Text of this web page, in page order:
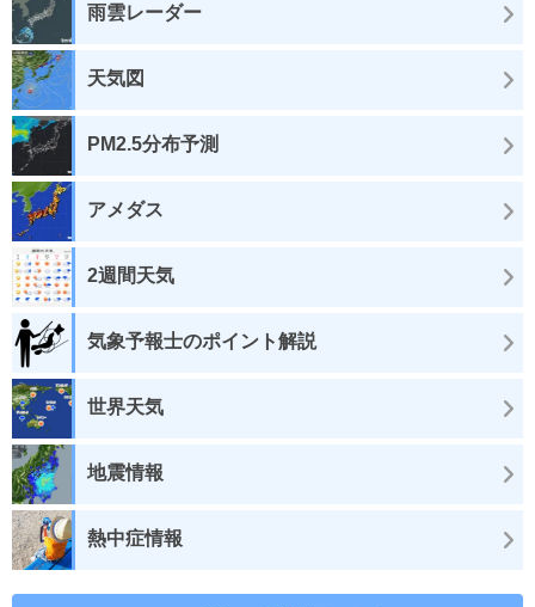
雨雲レーダー
天気図
PM2.5分布予測
アメダス
2週間天気
気象予報士のポイント解説
世界天気
地震情報
熱中症情報